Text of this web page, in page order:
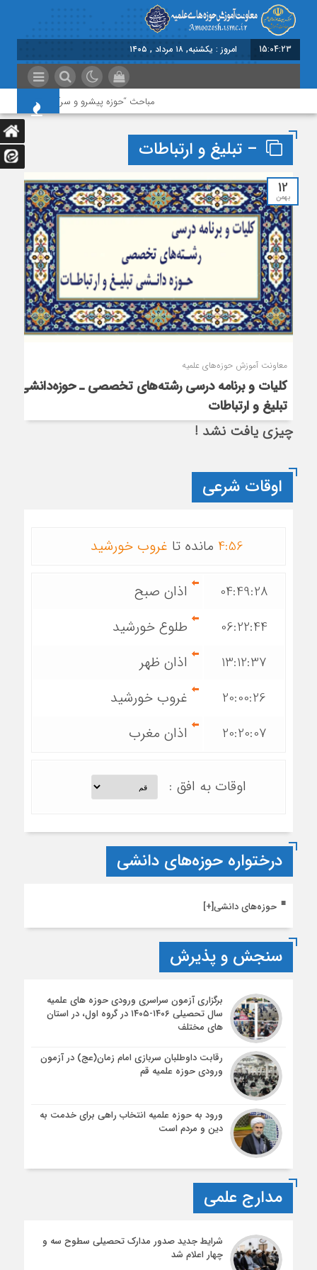
15:04:23 امروز : یکشنبه, ۱۸ مرداد , ۱۴۰۵
مباحث “حوزه پیشرو و سرآمد” در اولویت
– تبلیغ و ارتباطات
12
بهمن
معاونت آموزش حوزه‌های علمیه
کلیات و برنامه درسی رشته‌های تخصصی ـ حوزه‌دانشی
تبلیغ و ارتباطات
چیزی یافت نشد !
اوقات شرعی
4:56 مانده تا غروب خورشید
04:49:28
اذان صبح
06:22:44
طلوع خورشید
13:12:37
اذان ظهر
20:00:26
غروب خورشید
20:20:07
اذان مغرب
اوقات به افق :
درختواره حوزه‌های دانشی
حوزه‌های دانشی[+]
سنجش و پذیرش
برگزاری آزمون سراسری ورودی حوزه های علمیه
سال تحصیلی ۱۴۰۶-۱۴۰۵ در گروه اول، در استان
های مختلف
رقابت داوطلبان سربازی امام زمان(عج) در آزمون
ورودی حوزه علمیه قم
ورود به حوزه علمیه انتخاب راهی برای خدمت به
دین و مردم است
مدارج علمی
شرایط جدید صدور مدارک تحصیلی سطوح سه و
چهار اعلام شد